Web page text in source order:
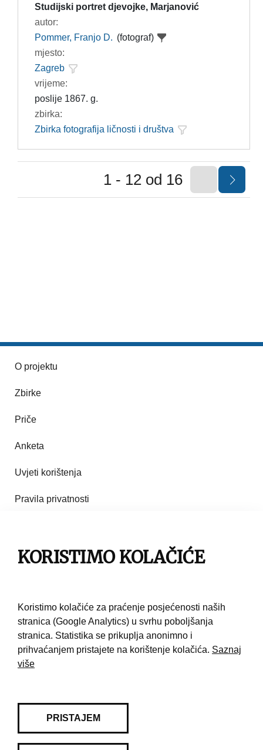
Studijski portret djevojke, Marjanović
autor:
Pommer, Franjo D. (fotograf)
mjesto:
Zagreb
vrijeme:
poslije 1867. g.
zbirka:
Zbirka fotografija ličnosti i društva
1 - 12 od 16
O projektu
Zbirke
Priče
Anketa
Uvjeti korištenja
Pravila privatnosti
Pravila korištenja
KORISTIMO KOLAČIĆE
Koristimo kolačiće za praćenje posjećenosti naših
stranica (Google Analytics) u svrhu poboljšanja
stranica. Statistika se prikuplja anonimno i
prihvaćanjem pristajete na korištenje kolačića. Saznaj
više
PRISTAJEM